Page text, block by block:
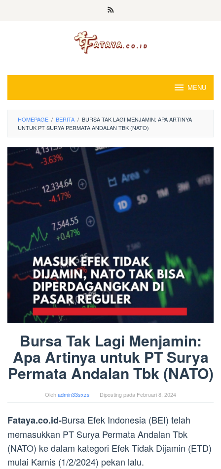
MENU
HOMEPAGE / BERITA / BURSA TAK LAGI MENJAMIN: APA ARTINYA
UNTUK PT SURYA PERMATA ANDALAN TBK (NATO)
Bursa Tak Lagi Menjamin:
Apa Artinya untuk PT Surya
Permata Andalan Tbk (NATO)
Olehadmin33sxzs Diposting pada Februari 8, 2024
Fataya.co.id-Bursa Efek Indonesia (BEI) telah
memasukkan PT Surya Permata Andalan Tbk
(NATO) ke dalam kategori Efek Tidak Dijamin (ETD)
mulai Kamis (1/2/2024) pekan lalu.